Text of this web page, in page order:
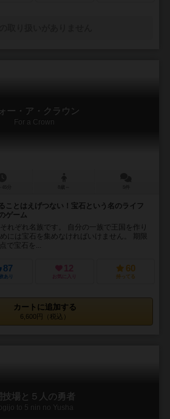
ー・ア・クラウン
For a Crown
ことはえげつない！宝石という名のライフ
ゲーム
れぞれ名族です。 自分の一族で王国を作り
には宝石を集めなければいけません。 期限
で宝石を...
87
あり
12
お気に入り
60
持ってる
カートに追加する
6,600円（税込）
技場と５人の勇者
to 5 nin no Yusha